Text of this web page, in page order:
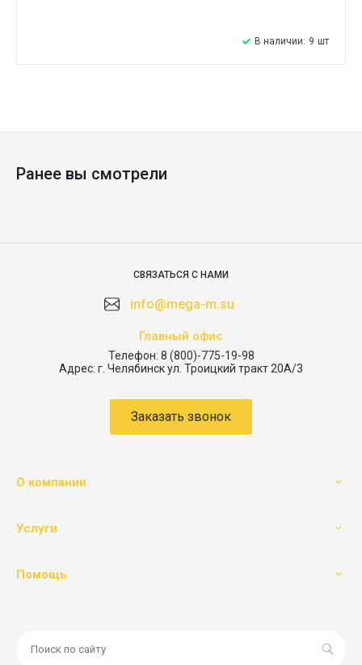
В наличии: 9 шт
Ранее вы смотрели
СВЯЗАТЬСЯ С НАМИ
info@mega-m.su
Главный офис
Телефон: 8 (800)-775-19-98
Адрес: г. Челябинск ул. Троицкий тракт 20А/3
Заказать звонок
О компании
Услуги
Помощь